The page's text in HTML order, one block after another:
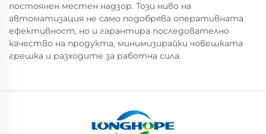
постоянен местен надзор. Този ниво на
автоматизация не само подобрява оперативната
ефективност, но и гарантира последователно
качество на продукта, минимизирайки човешката
грешка и разходите за работна сила.